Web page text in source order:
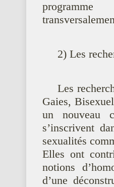
2) Les
Les
Gaies,
un nouveau
s’inscrivent
sexualités
Elles ont
notions
d’une